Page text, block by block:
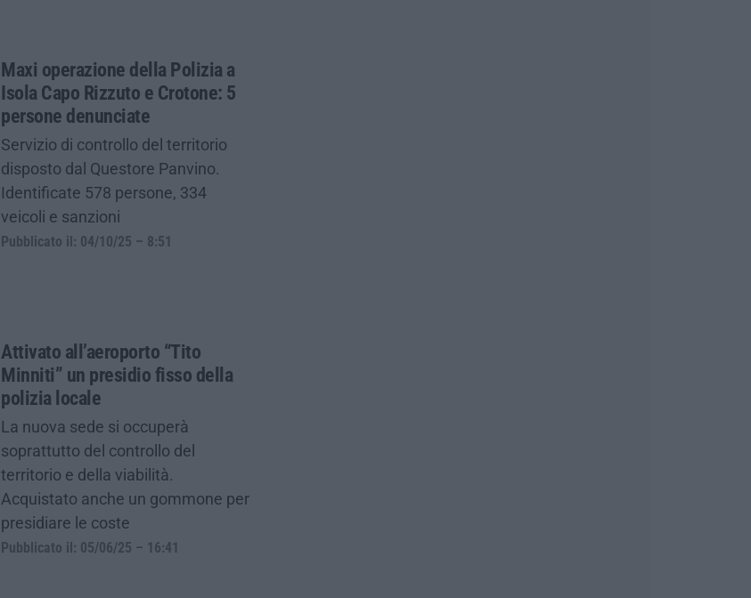
Maxi operazione della Polizia a
Isola Capo Rizzuto e Crotone: 5
persone denunciate
Servizio di controllo del territorio
disposto dal Questore Panvino.
Identificate 578 persone, 334
veicoli e sanzioni
Pubblicato il: 04/10/25 – 8:51
Attivato all’aeroporto “Tito
Minniti” un presidio fisso della
polizia locale
La nuova sede si occuperà
soprattutto del controllo del
territorio e della viabilità.
Acquistato anche un gommone per
presidiare le coste
Pubblicato il: 05/06/25 – 16:41